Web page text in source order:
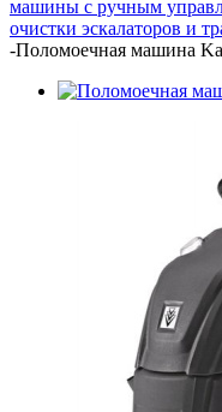
машины с ручным
очистки эскалаторов и
-Поломоечная машина